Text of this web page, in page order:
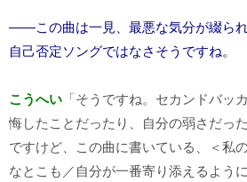
――この曲は一見、最悪な気分が綴ら
自己否定ソングではなさそうですね。
こうへい 「そうですね。セカンドバッ
悔したことだったり、自分の弱さだっ
ですけど、この曲に書いている、＜私
なとこも／自分が一番寄り添えるよう